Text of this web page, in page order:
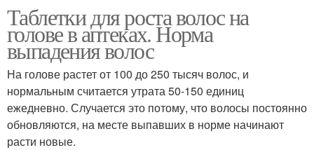
Таблетки для роста волос на
голове в аптеках. Норма
выпадения волос
На голове растет от 100 до 250 тысяч волос, и
нормальным считается утрата 50-150 единиц
ежедневно. Случается это потому, что волосы постоянно
обновляются, на месте выпавших в норме начинают
расти новые.